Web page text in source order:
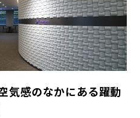
気感のなかにある躍動